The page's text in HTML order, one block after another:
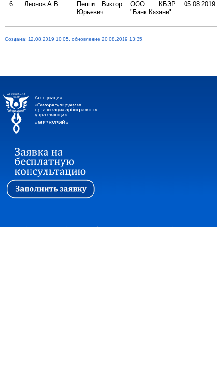
6 Леонов А.В.
Пеппи Виктор
Юрьевич
ООО КБЭР
"Банк Казани"
05.08.2019
Создана: 12.08.2019 10:05, обновление 20.08.2019 13:35
Первая | Ассоциация | Новости | Стажировка | Обучение |